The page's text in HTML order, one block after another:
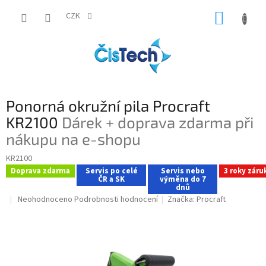
CZK
Ponorná okružní pila Procraft
KR2100 Dárek + doprava zdarma při
nákupu na e-shopu
KR2100
Doprava zdarma Servis po celé
ČR a SK
Servis nebo
výměna do 7
dnů
3 roky
Průměrné
Neohodnoceno Podrobnosti hodnocení Značka:Procraft